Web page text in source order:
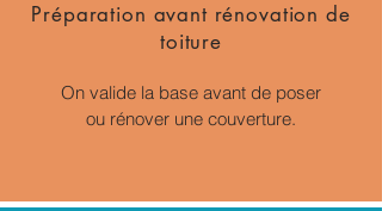
Préparation avant rénovation de
toiture
On valide la base avant de poser
ou rénover une couverture.